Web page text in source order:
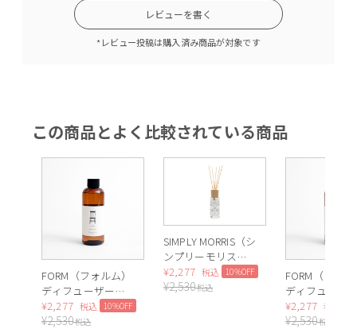
4種類の香り
甘さと爽やかさが調和した、透明感のあるホワイトティーの香
レビューを書く
*レビュー投稿は購入済み商品が対象です
この商品とよく比較されている商品
FORM（フォルム）
ディフューザーオ
イル レフィル
（White Floral）
¥2,277 税込 10%OFF
¥2,530税込
SIMPLY MORRIS（シ
ンプリーモリス）
リードディフュー
ザー（いちご泥
¥2,277 税込 10%OFF
¥2,530税込
FORM（フォ
ディフューザ
イル レフィル
（Musk）
¥2,277 税込
¥2,530税込